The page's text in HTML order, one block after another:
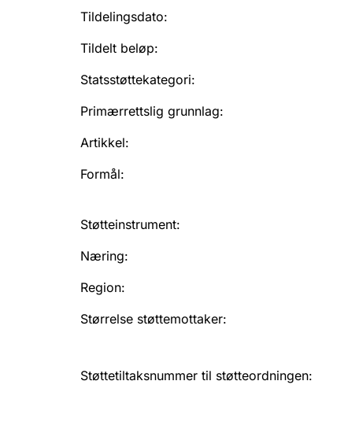
Tildelingsdato:
Tildelt beløp:
Statsstøttekategori:
Primærrettslig grunnlag:
Artikkel:
Formål:
Støtteinstrument:
Næring:
Region:
Størrelse støttemottaker:
Støttetiltaksnummer til støtteordningen: